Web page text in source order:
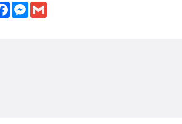
FacebookMessenger
Gmail